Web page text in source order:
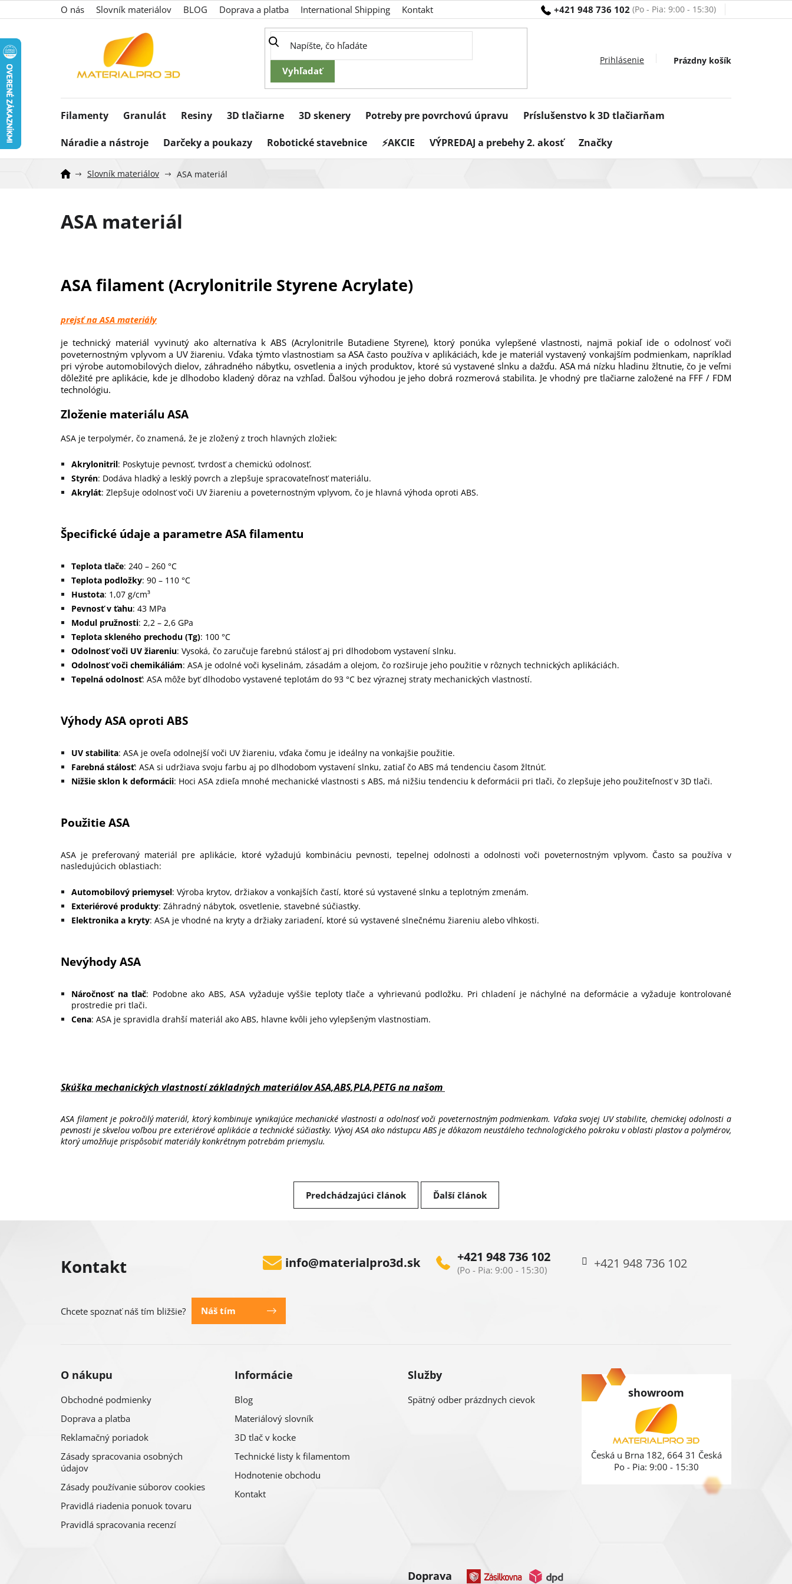
na
+421 948 736 102
O nás Slovník materiálov BLOG Doprava a platba International Shipping Kontakt
Nákupný
Prázdny košík
Filamenty Granulát Resiny 3D tlačiarne 3D skenery Potreby pre povrchovú úpravu Príslušenstvo k 3D tlačiarňam
Náradie a nástroje Darčeky a poukazy Robotické stavebnice ⚡AKCIE VÝPREDAJ a prebehy 2. akosť Značky
Slovník materiálov ASA materiál
ASA materiál
ASA filament (Acrylonitrile Styrene Acrylate)
prejsť na ASA materiály
je technický materiál vyvinutý ako alternatíva k ABS (Acrylonitrile Butadiene Styrene), ktorý ponúka vylepšené vlastnosti, najmä pokiaľ ide o odolnosť voči
poveternostným vplyvom a UV žiareniu. Vďaka týmto vlastnostiam sa ASA často používa v aplikáciách, kde je materiál vystavený vonkajším podmienkam, napríklad
pri výrobe automobilových dielov, záhradného nábytku, osvetlenia a iných produktov, ktoré sú vystavené slnku a dažďu. ASA má nízku hladinu žltnutie, čo je veľmi
dôležité pre aplikácie, kde je dlhodobo kladený dôraz na vzhľad. Ďalšou výhodou je jeho dobrá rozmerová stabilita. Je vhodný pre tlačiarne založené na FFF / FDM
technológiu.
Zloženie materiálu ASA
ASA je terpolymér, čo znamená, že je zložený z troch hlavných zložiek:
Akrylonitril: Poskytuje pevnosť, tvrdosť a chemickú odolnosť.
Styrén: Dodáva hladký a lesklý povrch a zlepšuje spracovateľnosť materiálu.
Akrylát: Zlepšuje odolnosť voči UV žiareniu a poveternostným vplyvom, čo je hlavná výhoda oproti ABS.
Špecifické údaje a parametre ASA filamentu
Teplota tlače: 240 – 260 °C
Teplota podložky: 90 – 110 °C
Hustota: 1,07 g/cm³
Pevnosť v ťahu: 43 MPa
Modul pružnosti: 2,2 – 2,6 GPa
Teplota skleného prechodu (Tg): 100 °C
Odolnosť voči UV žiareniu: Vysoká, čo zaručuje farebnú stálosť aj pri dlhodobom vystavení slnku.
Odolnosť voči chemikáliám: ASA je odolné voči kyselinám, zásadám a olejom, čo rozširuje jeho použitie v rôznych technických aplikáciách.
Tepelná odolnosť: ASA môže byť dlhodobo vystavené teplotám do 93 °C bez výraznej straty mechanických vlastností.
Výhody ASA oproti ABS
UV stabilita: ASA je oveľa odolnejší voči UV žiareniu, vďaka čomu je ideálny na vonkajšie použitie.
Farebná stálosť: ASA si udržiava svoju farbu aj po dlhodobom vystavení slnku, zatiaľ čo ABS má tendenciu časom žltnúť.
Nižšie sklon k deformácii: Hoci ASA zdieľa mnohé mechanické vlastnosti s ABS, má nižšiu tendenciu k deformácii pri tlači, čo zlepšuje jeho použiteľnosť v 3D tlači.
Použitie ASA
ASA je preferovaný materiál pre aplikácie, ktoré vyžadujú kombináciu pevnosti, tepelnej odolnosti a odolnosti voči poveternostným vplyvom. Často sa používa v
nasledujúcich oblastiach:
Automobilový priemysel: Výroba krytov, držiakov a vonkajších častí, ktoré sú vystavené slnku a teplotným zmenám.
Exteriérové produkty: Záhradný nábytok, osvetlenie, stavebné súčiastky.
Elektronika a kryty: ASA je vhodné na kryty a držiaky zariadení, ktoré sú vystavené slnečnému žiareniu alebo vlhkosti.
Nevýhody ASA
Náročnosť na tlač: Podobne ako ABS, ASA vyžaduje vyššie teploty tlače a vyhrievanú podložku. Pri chladení je náchylné na deformácie a vyžaduje kontrolované
prostredie pri tlači.
Cena: ASA je spravidla drahší materiál ako ABS, hlavne kvôli jeho vylepšeným vlastnostiam.
Skúška mechanických vlastností základných materiálov ASA,ABS,PLA,PETG na našom
ASA filament je pokročilý materiál, ktorý kombinuje vynikajúce mechanické vlastnosti a odolnosť voči poveternostným podmienkam. Vďaka svojej UV stabilite, chemickej odolnosti a
pevnosti je skvelou voľbou pre exteriérové aplikácie a technické súčiastky. Vývoj ASA ako nástupcu ABS je dôkazom neustáleho technologického pokroku v oblasti plastov a polymérov,
ktorý umožňuje prispôsobiť materiály konkrétnym potrebám priemyslu.
Predchádzajúci článok Ďalší článok
Kontakt info@materialpro3d.sk +421 948 736 102 +421 948 736 102
Chcete spoznať náš tím bližšie? Náš tím
O nákupu
Obchodné podmienky
Doprava a platba
Reklamačný poriadok
Zásady spracovania osobných
údajov
Zásady používanie súborov cookies
Pravidlá riadenia ponuok tovaru
Pravidlá spracovania recenzí
Informácie
Blog
Materiálový slovník
3D tlač v kocke
Technické listy k filamentom
Hodnotenie obchodu
Kontakt
Služby
Spätný odber prázdnych cievok showroom
Česká u Brna 182, 664 31 Česká
Po - Pia: 9:00 - 15:30
Doprava